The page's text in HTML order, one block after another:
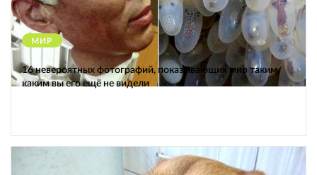
МИР 12330
16 невероятных фотографий, показывающих мир таким,
каким вы его ещё не видели